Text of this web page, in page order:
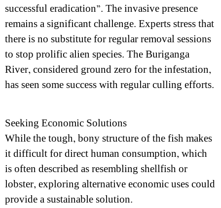
successful eradication”. The invasive presence
remains a significant challenge. Experts stress that
there is no substitute for regular removal sessions
to stop prolific alien species. The Buriganga
River, considered ground zero for the infestation,
has seen some success with regular culling efforts.
Seeking Economic Solutions
While the tough, bony structure of the fish makes
it difficult for direct human consumption, which
is often described as resembling shellfish or
lobster, exploring alternative economic uses could
provide a sustainable solution.